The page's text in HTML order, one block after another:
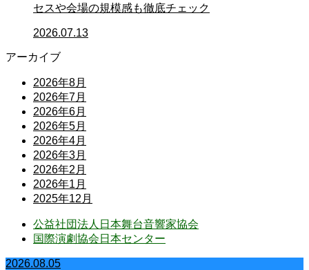
セスや会場の規模感も徹底チェック
2026.07.13
アーカイブ
2026年8月
2026年7月
2026年6月
2026年5月
2026年4月
2026年3月
2026年2月
2026年1月
2025年12月
公益社団法人日本舞台音響家協会
国際演劇協会日本センター
2026.08.05